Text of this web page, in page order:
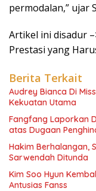
permodalan,” ujar
Artikel ini disadur
Prestasi yang
Berita Terkait
Audrey Bianca Di
Kekuatan Utama
Fangfang Laporkan
atas Dugaan
Hakim Berhalangan,
Sarwendah Ditunda
Kim Soo Hyun
Antusias Fanss